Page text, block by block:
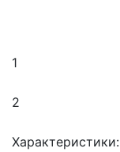
1
2
Характеристики: